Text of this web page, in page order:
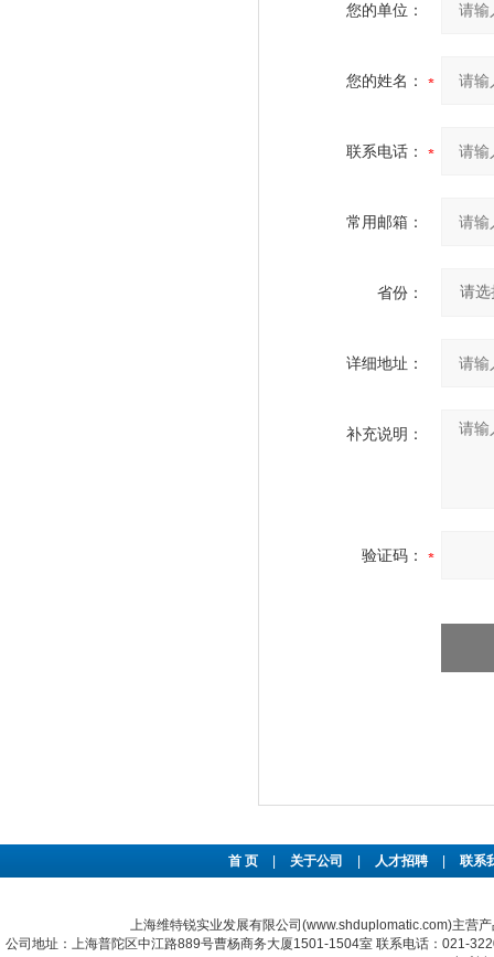
您的单位：
您的姓名：
联系电话：
常用邮箱：
省份：
详细地址：
补充说明：
验证码：
首 页 关于公司 人才招聘 联系
上海维特锐实业发展有限公司(www.shduplomatic.com)主营
公司地址：上海普陀区中江路889号曹杨商务大厦1501-1504室 联系电话：021-